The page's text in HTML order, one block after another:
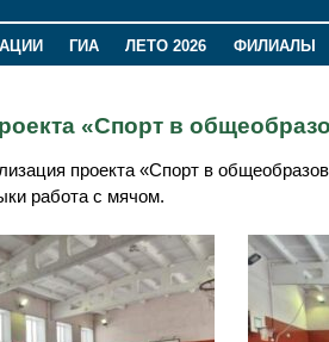
ГИА ЛЕТО 2026
ФИЛИАЛЫ
«Спорт в
проекта «Спорт в
работа с мячом.